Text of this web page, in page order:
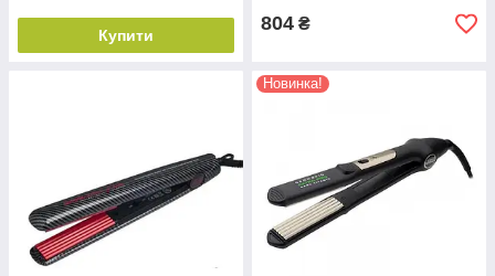
Купити
804 ₴
Новинка!